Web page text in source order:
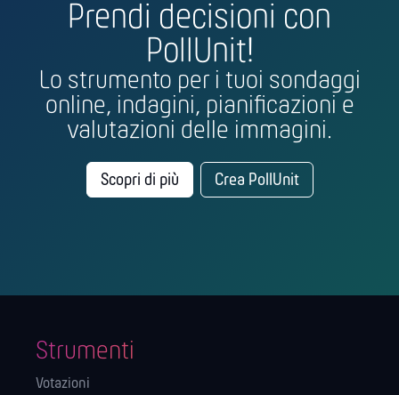
Prendi decisioni con
PollUnit!
Lo strumento per i tuoi sondaggi
online, indagini, pianificazioni e
valutazioni delle immagini.
Scopri di più Crea PollUnit
Strumenti
Votazioni